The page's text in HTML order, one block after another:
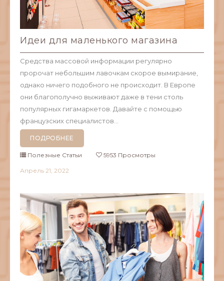
Идеи для маленького магазина
Средства массовой информации регулярно
пророчат небольшим лавочкам скорое вымирание,
однако ничего подобного не происходит. В Европе
они благополучно выживают даже в тени столь
популярных гигамаркетов. Давайте с помощью
французских специалистов...
ПОДРОБНЕЕ
Полезные Статьи 5953 Просмотры
Апрель 21, 2022